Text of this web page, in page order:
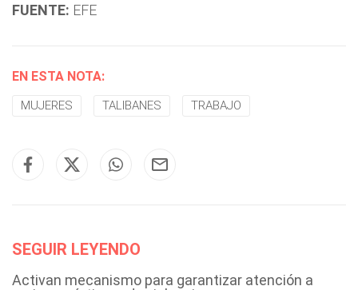
FUENTE: EFE
EN ESTA NOTA:
MUJERES TALIBANES TRABAJO
SEGUIR LEYENDO
Activan mecanismo para garantizar atención a